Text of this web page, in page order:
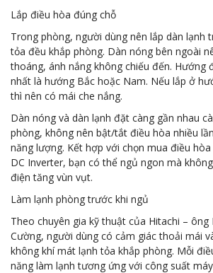
Lắp điều hòa đúng chỗ
Trong phòng, người dùng nên lắp dàn lạnh
tỏa đều khắp phòng. Dàn nóng bên ngoài
thoáng, ánh nắng không chiếu đến. Hướng
nhất là hướng Bắc hoặc Nam. Nếu lắp ở
thì nên có mái che nắng.
Dàn nóng và dàn lạnh đặt càng gần nhau
phòng, không nên bật/tắt điều hòa nhiều
năng lượng. Kết hợp với chọn mua điều
DC Inverter, bạn có thể ngủ ngon mà
điện tăng vùn vụt.
Làm lạnh phòng trước khi ngủ
Theo chuyên gia kỹ thuật của Hitachi – ông
Cường, người dùng có cảm giác thoải mái
không khí mát lạnh tỏa khắp phòng. Mỗi
năng làm lạnh tương ứng với công suất